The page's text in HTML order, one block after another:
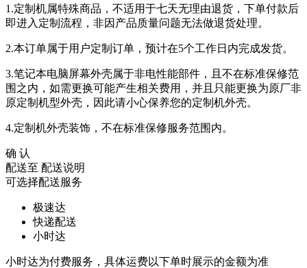
1.定制机属特殊商品，不适用于七天无理由退货，下单付款后
即进入定制流程，非因产品质量问题无法做退货处理。
2.本订单属于用户定制订单，预计在5个工作日内完成发货。
3.笔记本电脑屏幕外壳属于非电性能部件，且不在标准保修范
围之内，如需更换可能产生相关费用，并且只能更换为原厂非
原定制机型外壳，因此请小心保养您的定制机外壳。
4.定制机外壳装饰，不在标准保修服务范围内。
确 认
配送至 配送说明
可选择配送服务
极速达
快递配送
小时达
小时达为付费服务，具体运费以下单时展示的金额为准